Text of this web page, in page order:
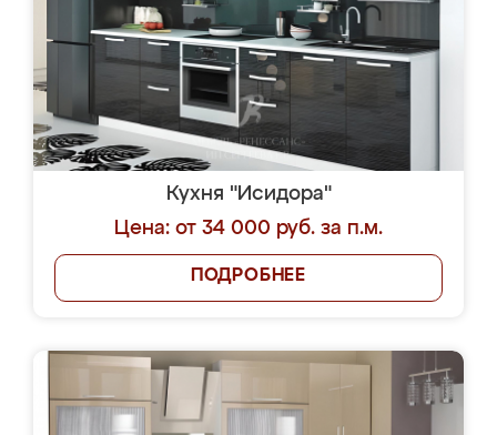
Кухня "Исидора"
Цена: от 34 000 руб. за п.м.
ПОДРОБНЕЕ